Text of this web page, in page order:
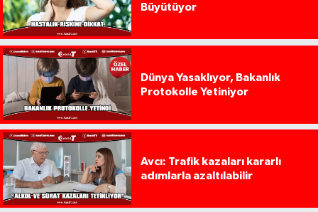
Büyütüyor
Dünya Yasaklıyor, Bakanlık
Protokolle Yetiniyor
Avcı: Trafik kazaları kararlı
adımlarla azaltılabilir